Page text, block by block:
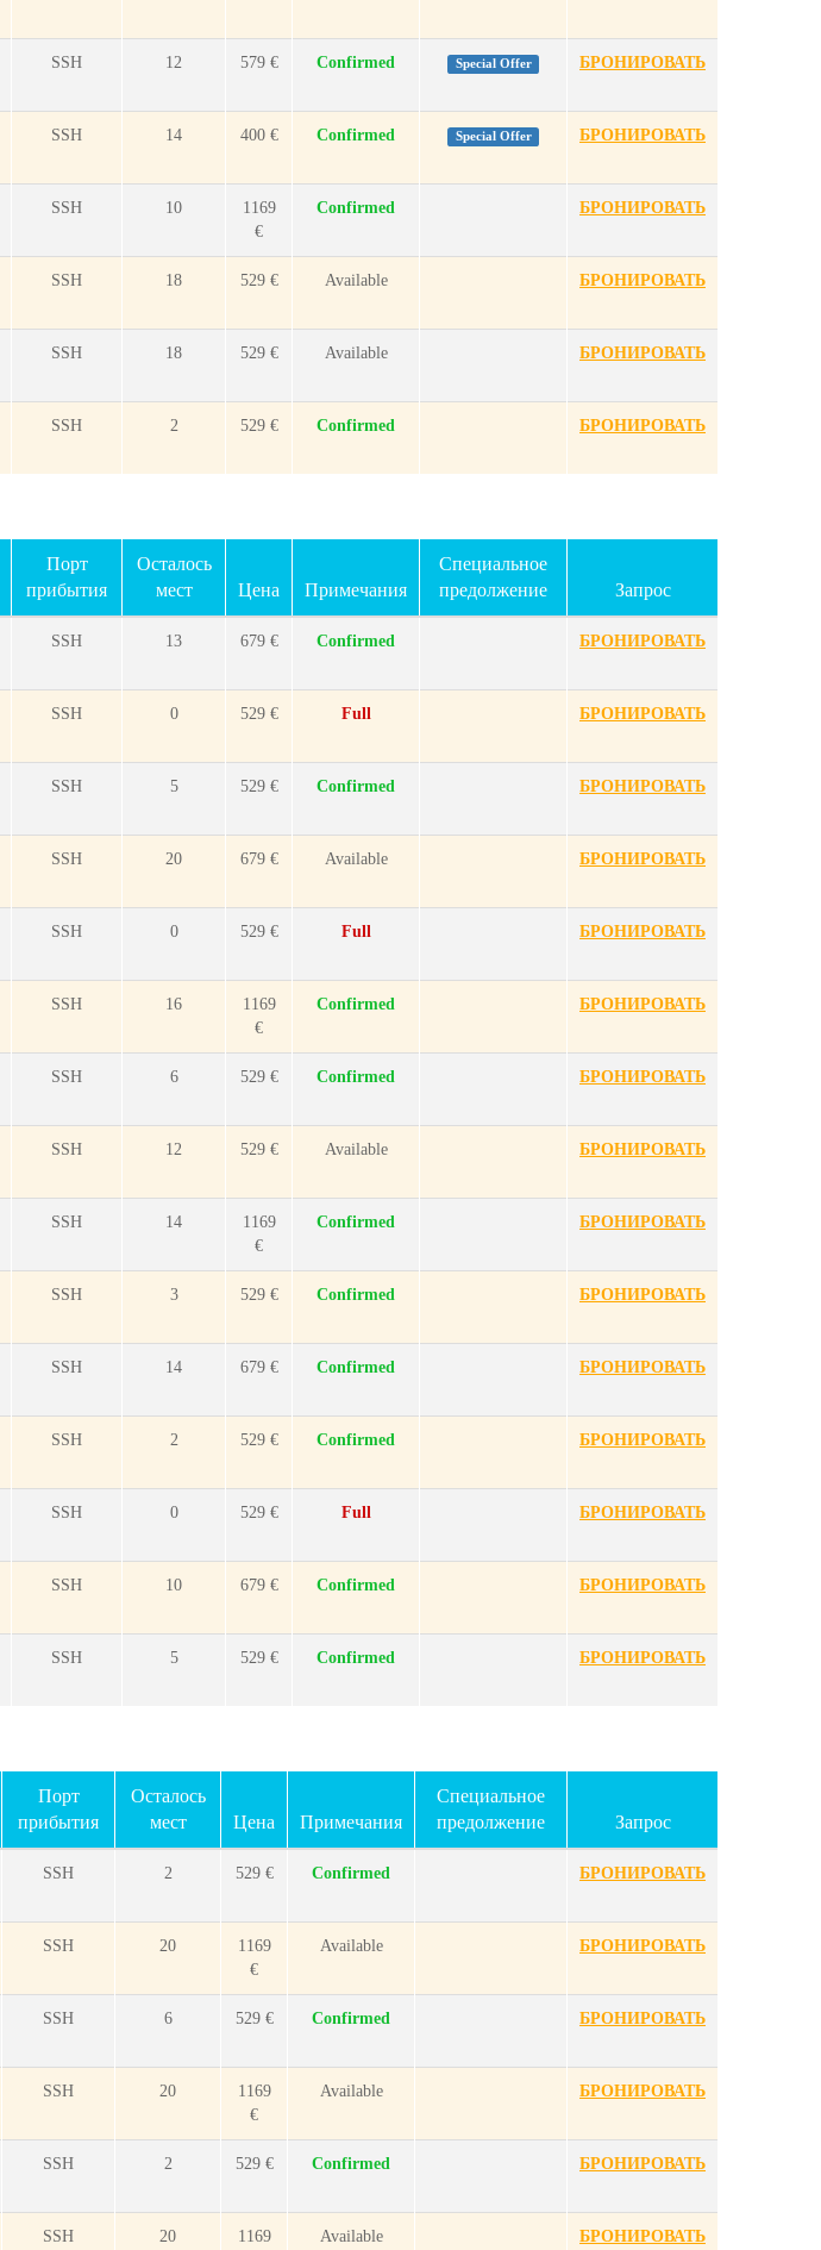
SSH 12 579 € Confirmed Special Offer БРОНИРОВАТЬ
SSH 14 400 € Confirmed Special Offer БРОНИРОВАТЬ
SSH 10
1169
€
Confirmed БРОНИРОВАТЬ
SSH 18 529 € Available БРОНИРОВАТЬ
SSH 18 529 € Available БРОНИРОВАТЬ
SSH 2 529 € Confirmed БРОНИРОВАТЬ
Порт
прибытия
Осталось
мест
Цена Примечания
Специальное
предолжение
Запрос
SSH 13 679 € Confirmed БРОНИРОВАТЬ
SSH 0 529 € Full БРОНИРОВАТЬ
SSH 5 529 € Confirmed БРОНИРОВАТЬ
SSH 20 679 € Available БРОНИРОВАТЬ
SSH 0 529 € Full БРОНИРОВАТЬ
SSH 16
1169
€
Confirmed БРОНИРОВАТЬ
SSH 6 529 € Confirmed БРОНИРОВАТЬ
SSH 12 529 € Available БРОНИРОВАТЬ
SSH 14
1169
€
Confirmed БРОНИРОВАТЬ
SSH 3 529 € Confirmed БРОНИРОВАТЬ
SSH 14 679 € Confirmed БРОНИРОВАТЬ
SSH 2 529 € Confirmed БРОНИРОВАТЬ
SSH 0 529 € Full БРОНИРОВАТЬ
SSH 10 679 € Confirmed БРОНИРОВАТЬ
SSH 5 529 € Confirmed БРОНИРОВАТЬ
Порт
прибытия
Осталось
мест
Цена Примечания
Специальное
предолжение
Запрос
SSH 2 529 € Confirmed БРОНИРОВАТЬ
SSH 20
1169
€
Available БРОНИРОВАТЬ
SSH 6 529 € Confirmed БРОНИРОВАТЬ
SSH 20
1169
€
Available БРОНИРОВАТЬ
SSH 2 529 € Confirmed БРОНИРОВАТЬ
SSH 20 1169 Available БРОНИРОВАТЬ